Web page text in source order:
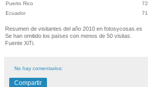
Puerto Rico
72
Ecuador
71
Resumen de visitantes del año 2010 en fotosycosas.es
Se han omitido los países con menos de 50 visitas.
Fuente XiTi.
No hay comentarios:
Compartir